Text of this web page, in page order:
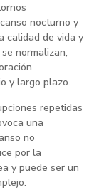
nocturno y
calidad de vida y
normalizan,
y largo plazo.
repetidas
una
no
por la
y puede ser un